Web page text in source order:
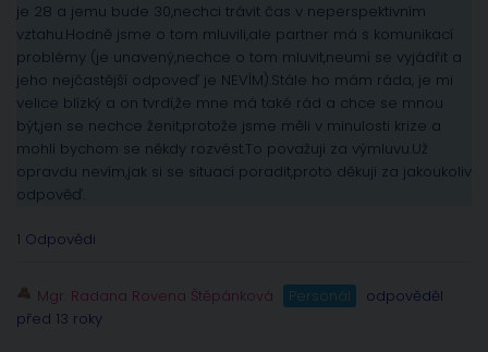
je 28 a jemu bude 30,nechci trávit čas v neperspektivním
vztahu.Hodně jsme o tom mluvili,ale partner má s komunikací
problémy (je unavený,nechce o tom mluvit,neumí se vyjádřit a
jeho nejčastější odpoveď je NEVÍM).Stále ho mám ráda, je mi
velice blízký a on tvrdí,že mne má také rád a chce se mnou
být,jen se nechce ženit,protože jsme měli v minulosti krize a
mohli bychom se někdy rozvést.To považuji za výmluvu.Už
opravdu nevím,jak si se situací poradit,proto děkuji za jakoukoliv
odpověď.
1 Odpovědi
Mgr. Radana Rovena Štěpánková Personál
odpověděl
před 13 roky